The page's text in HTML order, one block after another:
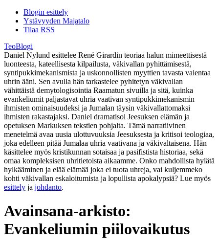
Blogin esittely
Ystävyyden Majatalo
Tilaa RSS
TeoBlogi
Daniel Nylund esittelee René Girardin teoriaa halun mimeettisestä
luonteesta, kateellisesta kilpailusta, väkivallan pyhittämisestä,
syntipukkimekanismista ja uskonnollisten myyttien tavasta vaientaa
uhrin ääni. Sen avulla hän tarkastelee pyhitetyn väkivallan
vähittäistä demytologisointia Raamatun sivuilla ja sitä, kuinka
evankeliumit paljastavat uhria vaativan syntipukkimekanismin
ihmisten ominaisuudeksi ja Jumalan täysin väkivallattomaksi
ihmisten rakastajaksi. Daniel dramatisoi Jeesuksen elämän ja
opetuksen Markuksen tekstien pohjalta. Tämä narratiivinen
menetelmä avaa uusia ulottuvuuksia Jeesuksesta ja kritisoi teologiaa,
joka edelleen pitää Jumalaa uhria vaativana ja väkivaltaisena. Hän
käsittelee myös kristikunnan sotaisaa ja pasifistista historiaa, sekä
omaa kompleksisen uhritietoista aikaamme. Onko mahdollista hylätä
hylkääminen ja elää elämää joka ei tuota uhreja, vai kuljemmeko
kohti väkivallan eskaloitumista ja lopullista apokalypsiä? Lue myös
esittely ja johdanto.
Avainsana-arkisto:
Evankeliumin piilovaikutus